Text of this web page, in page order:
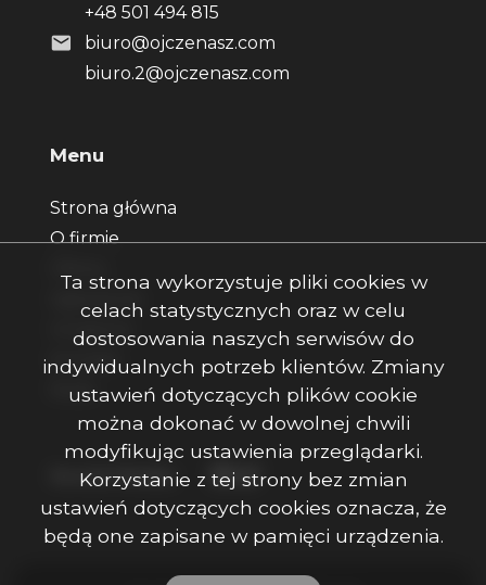
+48 501 494 815
biuro@ojczenasz.com
biuro.2@ojczenasz.com
Menu
Strona główna
O firmie
Zgłoszenia
Ulubione
Kontakt
Rodo
Social Media Facebook
Facebook
Facebook
Ta strona wykorzystuje pliki cookies w
celach statystycznych oraz w celu
dostosowania naszych serwisów do
indywidualnych potrzeb klientów. Zmiany
ustawień dotyczących plików cookie
można dokonać w dowolnej chwili
modyfikując ustawienia przeglądarki.
Korzystanie z tej strony bez zmian
ustawień dotyczących cookies oznacza, że
będą one zapisane w pamięci urządzenia.